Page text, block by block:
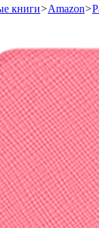
книги>Amazon>